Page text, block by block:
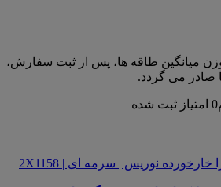
میانگین طاقه ها، پس از ثبت سفارش،
صادر می گردد.
0 امتیاز ثبت شده